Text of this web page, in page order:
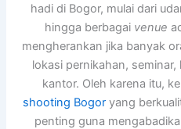
hadi di Bogor, mulai dari
hingga berbagai venue
mengherankan jika banyak
lokasi pernikahan,
kantor. Oleh karena itu,
shooting Bogoryang
penting guna